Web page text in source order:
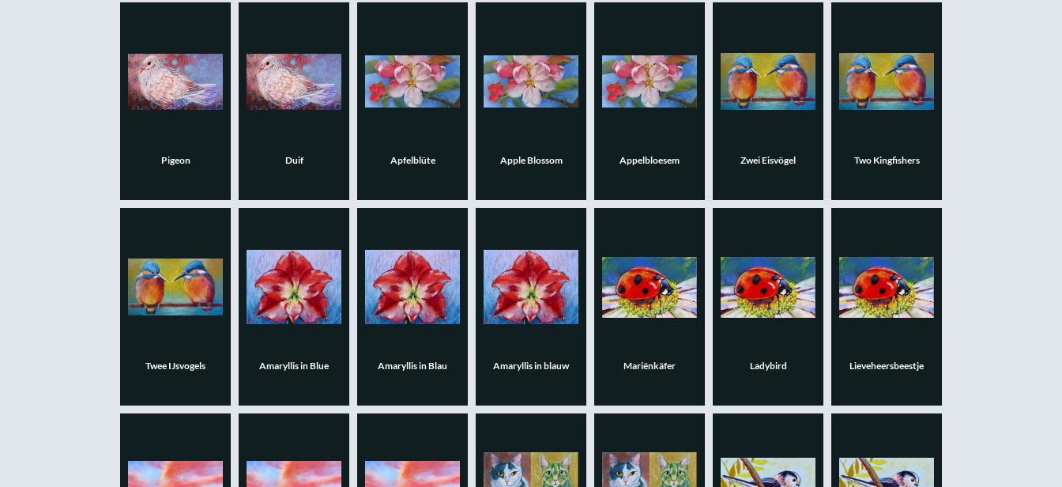
Pigeon Duif Apfelblüte Apple Blossom Appelbloesem Zwei Eisvögel Two Kingfishers
Twee IJsvogels Amaryllis in Blue Amaryllis in Blau Amaryllis in blauw Mariënkäfer Ladybird Lieveheersbeestje